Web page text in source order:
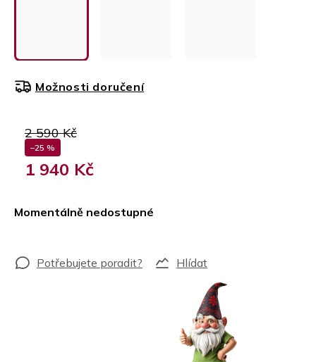
2 590 Kč
–25 %
1 940 Kč
Momentálně nedostupné
Možnosti doručení
Hlídat